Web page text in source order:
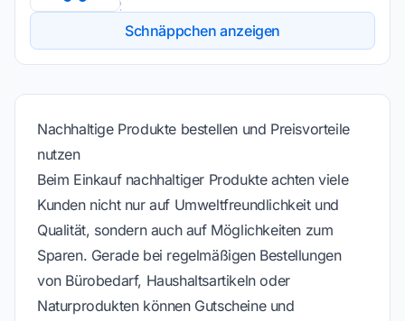
Schnäppchen anzeigen
Nachhaltige Produkte bestellen und Preisvorteile
nutzen
Beim Einkauf nachhaltiger Produkte achten viele
Kunden nicht nur auf Umweltfreundlichkeit und
Qualität, sondern auch auf Möglichkeiten zum
Sparen. Gerade bei regelmäßigen Bestellungen
von Bürobedarf, Haushaltsartikeln oder
Naturprodukten können Gutscheine und